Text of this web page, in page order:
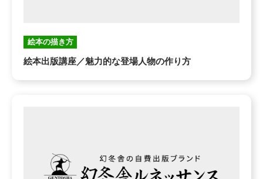
絵本の描き方
絵本出版講座／魅力的な登場人物の作り方